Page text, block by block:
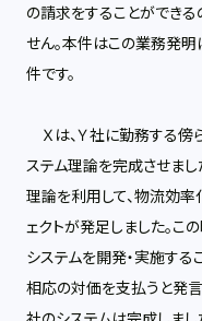
の請求をすることができ
せん。本件はこの業務発
件です。
Ｘは、Ｙ社に勤務する傍
ステム理論を完成させまし
理論を利用して、物流効
ェクトが発足しました。こ
システムを開発・実施する
相応の対価を支払うと発言